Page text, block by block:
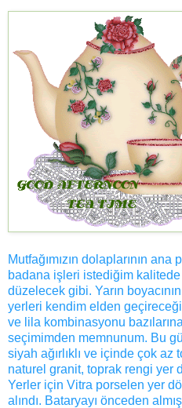
Mutfağımızın dolaplarının
badana işleri istediğim
düzelecek gibi. Yarın
yerleri kendim elden
ve lila kombinasyonu
seçimimden memnunum. Bu
siyah ağırlıklı ve içinde çok
naturel granit, toprak rengi yer
Yerler için Vitra porselen yer
alındı. Bataryayı önceden